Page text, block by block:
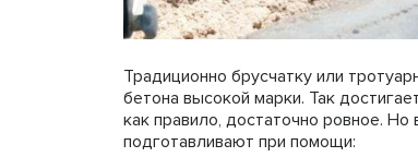
Традиционно брусчатку или
бетона высокой марки. Так
как правило, достаточно ровное.
подготавливают при помощи: